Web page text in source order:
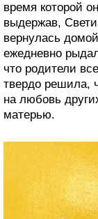
время которой
выдержав,
вернулась
ежедневно
что родители
твердо решила,
на любовь
матерью.